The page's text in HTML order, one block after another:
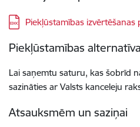
Lejupielādēt:
Piekļūstamības
Piekļūstamības
Lai saņemtu saturu, kas šobrīd
sazināties ar Valsts kanceleju
Atsauksmēm un saziņai